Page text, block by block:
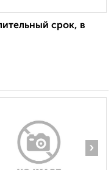
срок, в
›